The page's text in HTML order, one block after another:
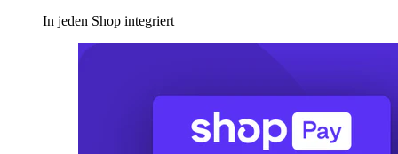
In jeden Shop integriert